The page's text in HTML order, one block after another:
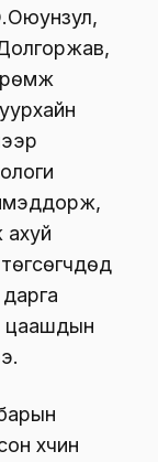
цаашдын
хүчин